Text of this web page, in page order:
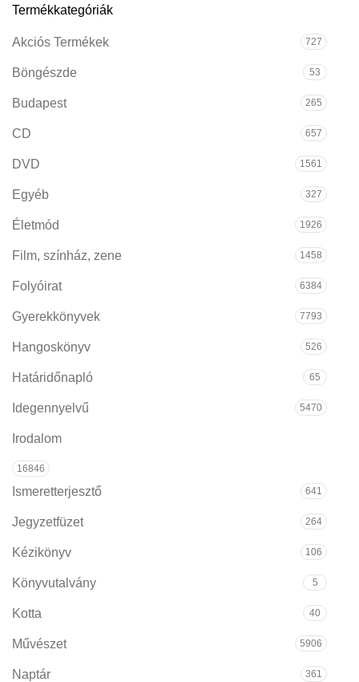
Termékkategóriák
Akciós Termékek 727
Böngészde 53
Budapest 265
CD 657
DVD 1561
Egyéb 327
Életmód 1926
Film, színház, zene 1458
Folyóirat 6384
Gyerekkönyvek 7793
Hangoskönyv 526
Határidőnapló 65
Idegennyelvű 5470
Irodalom
16846
Ismeretterjesztő 641
Jegyzetfüzet 264
Kézikönyv 106
Könyvutalvány 5
Kotta 40
Művészet 5906
Naptár 361